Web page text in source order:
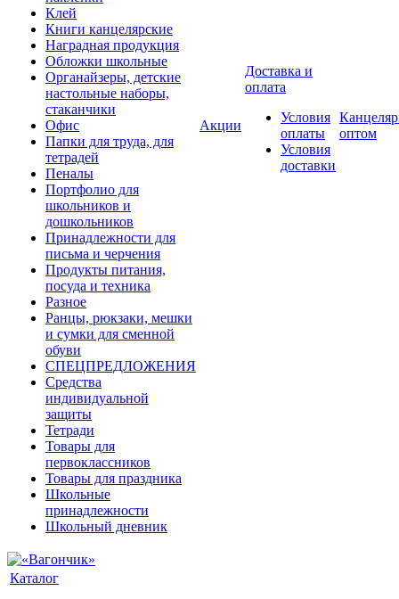
Клей
Книги канцелярские
Наградная продукция
Обложки школьные
Органайзеры, детские
настольные наборы,
стаканчики
Офис
Папки для труда, для
тетрадей
Пеналы
Портфолио для
школьников и
дошкольников
Принадлежности для
письма и черчения
Продукты питания,
посуда и техника
Разное
Ранцы, рюкзаки, мешки
и сумки для сменной
обуви
СПЕЦПРЕДЛОЖЕНИЯ
Средства
индивидуальной
защиты
Тетради
Товары для
первоклассников
Товары для праздника
Школьные
принадлежности
Школьный дневник
Акции
Доставка и
оплата
Условия
оплаты
Условия
доставки
оптом
Каталог